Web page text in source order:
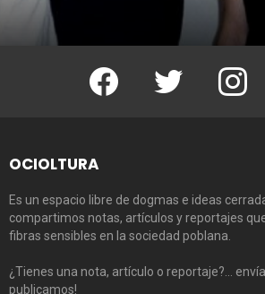
Facebook Twitter
OCIOLTURA
Es un espacio libre de dogmas e ideas
compartimos notas, artículos y reportajes
fibras sensibles en la sociedad poblana.
¿Tienes una nota, artículo o reportaje?…
publicamos!